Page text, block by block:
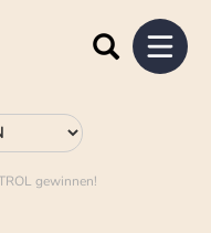
gewinnen!